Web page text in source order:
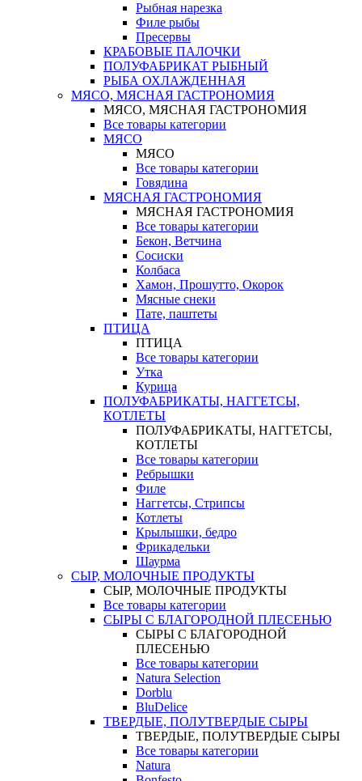
Рыбная нарезка
Филе рыбы
Пресервы
КРАБОВЫЕ ПАЛОЧКИ
ПОЛУФАБРИКАТ РЫБНЫЙ
РЫБА ОХЛАЖДЕННАЯ
МЯСО, МЯСНАЯ ГАСТРОНОМИЯ
МЯСО, МЯСНАЯ ГАСТРОНОМИЯ
Все товары категории
МЯСО
МЯСО
Все товары категории
Говядина
МЯСНАЯ ГАСТРОНОМИЯ
МЯСНАЯ ГАСТРОНОМИЯ
Все товары категории
Бекон, Ветчина
Сосиски
Колбаса
Хамон, Прошутто, Окорок
Мясные снеки
Пате, паштеты
ПТИЦА
ПТИЦА
Все товары категории
Утка
Курица
ПОЛУФАБРИКАТЫ, НАГГЕТСЫ,
КОТЛЕТЫ
ПОЛУФАБРИКАТЫ, НАГГЕТСЫ,
КОТЛЕТЫ
Все товары категории
Ребрышки
Филе
Наггетсы, Стрипсы
Котлеты
Крылышки, бедро
Фрикадельки
Шаурма
СЫР, МОЛОЧНЫЕ ПРОДУКТЫ
СЫР, МОЛОЧНЫЕ ПРОДУКТЫ
Все товары категории
СЫРЫ С БЛАГОРОДНОЙ ПЛЕСЕНЬЮ
СЫРЫ С БЛАГОРОДНОЙ
ПЛЕСЕНЬЮ
Все товары категории
Natura Selection
Dorblu
BluDelice
ТВЕРДЫЕ, ПОЛУТВЕРДЫЕ СЫРЫ
ТВЕРДЫЕ, ПОЛУТВЕРДЫЕ СЫРЫ
Все товары категории
Natura